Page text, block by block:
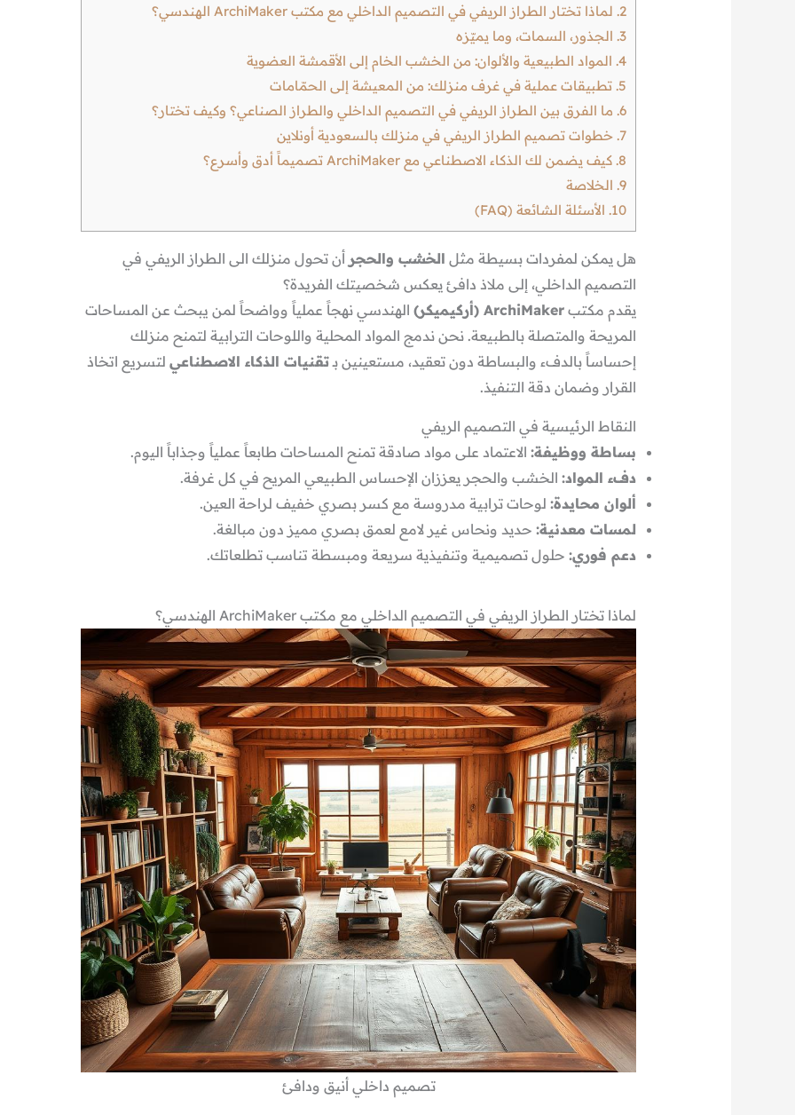
2. لماذا تختار الطراز الريفي في التصميم الداخلي مع مكتب ArchiMaker الهندسي؟
3. الجذور، السمات، وما يميّزه
4. المواد الطبيعية والألوان: من الخشب الخام إلى الأقمشة العضوية
5. تطبيقات عملية في غرف منزلك: من المعيشة إلى الحمّامات
6. ما الفرق بين الطراز الريفي في التصميم الداخلي والطراز الصناعي؟ وكيف تختار؟
7. خطوات تصميم الطراز الريفي في منزلك بالسعودية أونلاين
8. كيف يضمن لك الذكاء الاصطناعي مع ArchiMaker تصميماً أدق وأسرع؟
9. الخلاصة
10. الأسئلة الشائعة (FAQ)
هل يمكن لمفردات بسيطة مثل الخشب والحجر أن تحول منزلك الى الطراز الريفي في
التصميم الداخلي، إلى ملاذ دافئ يعكس شخصيتك الفريدة؟
يقدم مكتب ArchiMaker (أركيميكر)
الهندسي نهجاً عملياً وواضحاً لمن يبحث عن المساحات
المريحة والمتصلة بالطبيعة. نحن ندمج المواد المحلية واللوحات الترابية لتمنح منزلك
إحساساً بالدفء والبساطة دون تعقيد، مستعينين بـتقنيات الذكاء الاصطناعيلتسريع اتخاذ
القرار وضمان دقة التنفيذ.
النقاط الرئيسية في التصميم الريفي
بساطة ووظيفة:الاعتماد على مواد صادقة تمنح المساحات طابعاً عملياً وجذاباً اليوم.
دفء المواد:الخشب والحجر يعززان الإحساس الطبيعي المريح في كل غرفة.
ألوان محايدة:لوحات ترابية مدروسة مع كسر بصري خفيف لراحة العين.
لمسات معدنية:حديد ونحاس غير لامع لعمق بصري مميز دون مبالغة.
دعم فوري:حلول تصميمية وتنفيذية سريعة ومبسطة تناسب تطلعاتك.
لماذا تختار الطراز الريفي في التصميم الداخلي مع مكتب ArchiMaker الهندسي؟
تصميم داخلي أنيق ودافئ